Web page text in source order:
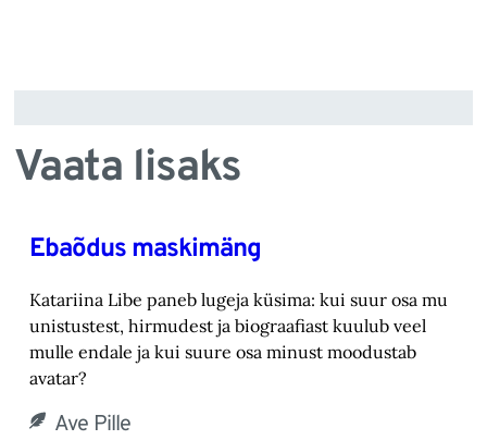
Vaata lisaks
Ebaõdus maskimäng
Katariina Libe paneb lugeja küsima: kui suur osa mu
unistustest, hirmudest ja biograafiast ‎kuulub veel
mulle endale ja kui suure osa minust moodustab
avatar? ‎
Ave Pille